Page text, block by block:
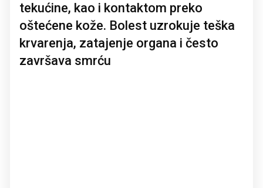
tekućine, kao i kontaktom preko
oštećene kože. Bolest uzrokuje teška
krvarenja, zatajenje organa i često
završava smrću